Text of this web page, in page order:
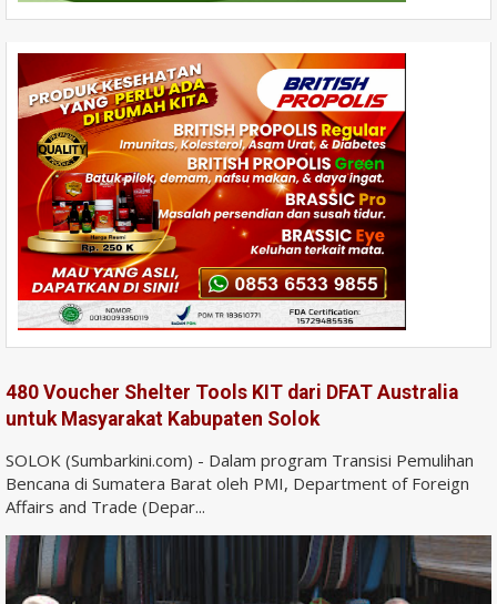
480 Voucher Shelter Tools KIT dari DFAT Australia
untuk Masyarakat Kabupaten Solok
SOLOK (Sumbarkini.com) - Dalam program Transisi Pemulihan
Bencana di Sumatera Barat oleh PMI, Department of Foreign
Affairs and Trade (Depar...